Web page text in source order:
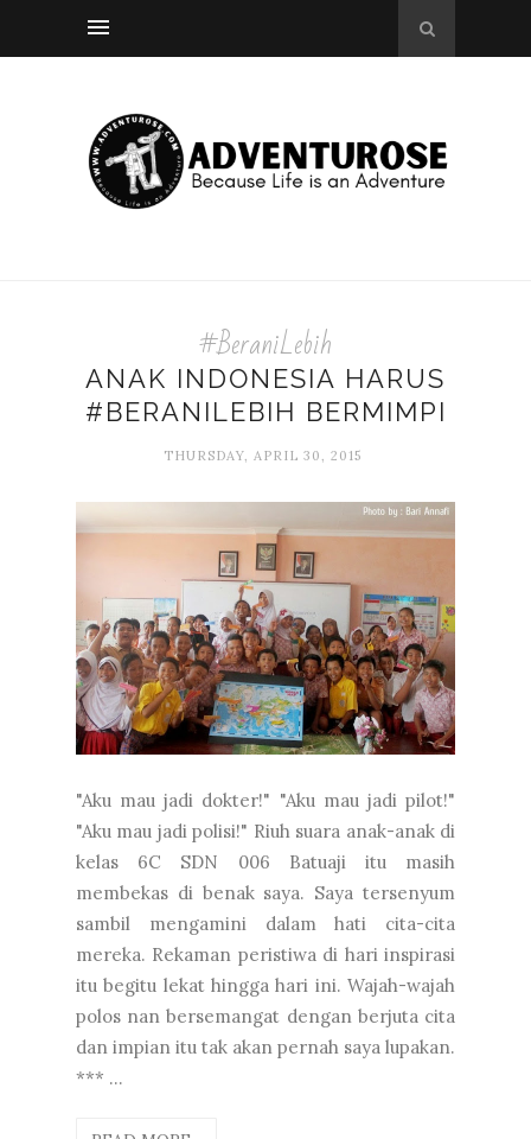
#BeraniLebih
ANAK INDONESIA HARUS
#BERANILEBIH BERMIMPI
THURSDAY, APRIL 30, 2015
"Aku mau jadi dokter!" "Aku mau jadi pilot!"
"Aku mau jadi polisi!" Riuh suara anak-anak di
kelas 6C SDN 006 Batuaji itu masih
membekas di benak saya. Saya tersenyum
sambil mengamini dalam hati cita-cita
mereka. Rekaman peristiwa di hari inspirasi
itu begitu lekat hingga hari ini. Wajah-wajah
polos nan bersemangat dengan berjuta cita
dan impian itu tak akan pernah saya lupakan.
*** ...